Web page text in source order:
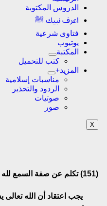
الدروس المكتوبة
اعرف نبيك ﷺ
فتاوى شرعية
يوتيوب
المكتبة
كتب للتحميل
المزيد+
مناسبات إسلامية
الردود والتحذير
صوتيات
صور
X
(151) تكلم عن صفة السمع لله
يجب اعتقاد أن الله تعالى